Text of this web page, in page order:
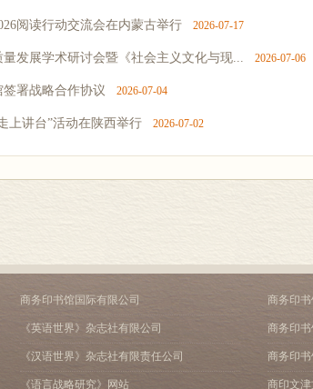
阅读行动交流会在内蒙古举行 2026-07-17
发展学术研讨会暨《社会主义文化与现... 2026-07-06
署战略合作协议 2026-07-04
上讲台”活动在陕西举行 2026-07-02
商务印书馆国际有限公司
《英语世界》杂志社有限公司
《汉语世界》杂志社有限责任公司
《语言战略研究》网站
商务印
商务印
商务印
商印文